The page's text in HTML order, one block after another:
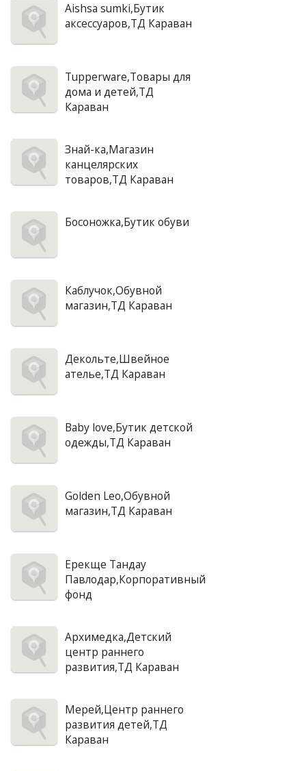
Aishsa sumki,Бутик
аксессуаров,ТД Караван
Tupperware,Товары для
дома и детей,ТД
Караван
Знай-ка,Магазин
канцелярских
товаров,ТД Караван
Босоножка,Бутик обуви
Каблучок,Обувной
магазин,ТД Караван
Декольте,Швейное
ателье,ТД Караван
Baby love,Бутик детской
одежды,ТД Караван
Golden Leo,Обувной
магазин,ТД Караван
Ерекще Тандау
Павлодар,Корпоративный
фонд
Архимедка,Детский
центр раннего
развития,ТД Караван
Мерей,Центр раннего
развития детей,ТД
Караван